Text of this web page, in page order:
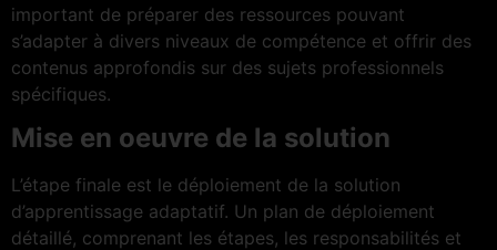
important de préparer des ressources pouvant
s’adapter à divers niveaux de compétence et offrir des
contenus approfondis sur des sujets professionnels
spécifiques.
Mise en oeuvre de la solution
L’étape finale est le déploiement de la solution
d’apprentissage adaptatif. Un plan de déploiement
détaillé, comprenant les étapes, les responsabilités et